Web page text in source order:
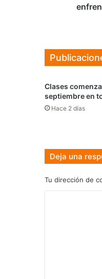
Clases
septiembre en
Hace 2 días
Deja una
Tu dirección de